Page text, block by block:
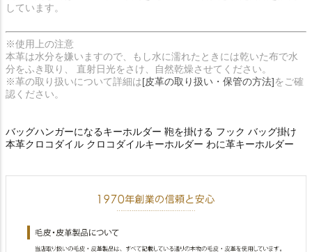
しています。
※使用上の注意
本革は水分を嫌いますので、もし水に濡れたときには乾いた布で水
分をふき取り、 直射日光をさけ、自然乾燥させてください。
※革の取り扱いについて詳細は[皮革の取り扱い・保管の方法]をご確
認ください。
バッグハンガーになるキーホルダー 鞄を掛ける フック バッグ掛け
本革クロコダイル クロコダイルキーホルダー わに革キーホルダー